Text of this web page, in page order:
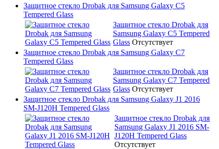
Защитное стекло Drobak для Samsung Galaxy C5
Tempered Glass
Защитное стекло Drobak для
Samsung Galaxy C5 Tempered
Glass Отсутствует
Защитное стекло Drobak для Samsung Galaxy C7
Tempered Glass
Защитное стекло Drobak для
Samsung Galaxy C7 Tempered
Glass Отсутствует
Защитное стекло Drobak для Samsung Galaxy J1 2016
SM-J120H Tempered Glass
Защитное стекло Drobak для
Samsung Galaxy J1 2016 SM-
J120H Tempered Glass
Отсутствует